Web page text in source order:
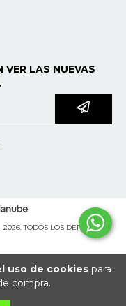
uso de cookiespara
compra.
VER LAS NUEVAS
TODOS LOS DERECHOS